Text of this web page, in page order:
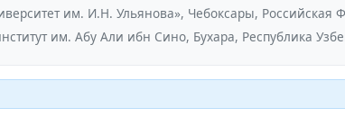
им. И.Н. Ульянова», Чебоксары, Российская
им. Абу Али ибн Сино, Бухара, Республика